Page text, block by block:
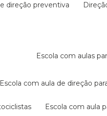
direção preventiva
escola com aulas
escola com aula de direção
escola com aula